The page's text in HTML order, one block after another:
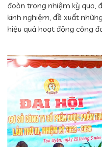
đoàn trong nhiệm kỳ qua,
kinh nghiệm, đề xuất
hiệu quả hoạt động công